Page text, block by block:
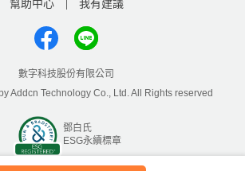
幫助中心 我有建議
數字科技股份有限公司
Addcn Technology Co., Ltd. All Rights reserved
鄧白氏
ESG永續標章